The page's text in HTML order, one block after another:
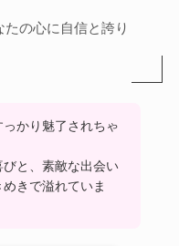
の心に自信と誇り
かり魅了されちゃ
と、素敵な出会い
きで溢れていま